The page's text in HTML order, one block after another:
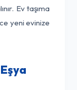
Ev taşıma
yeni evinize